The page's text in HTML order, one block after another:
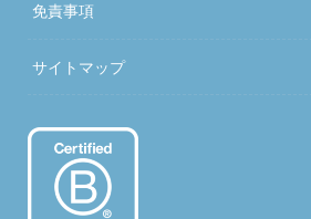
免責事項
サイトマップ